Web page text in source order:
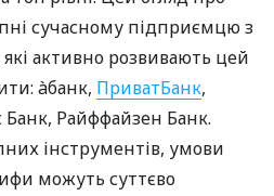
сучасному підприємцю з
активно розвивають цей
àбанк, ПриватБанк,
Райффайзен Банк.
інструментів, умови
можуть суттєво